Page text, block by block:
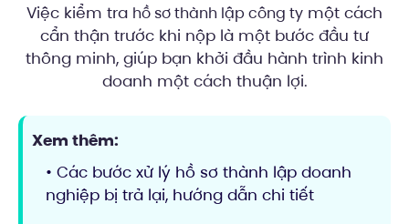
Việc kiểm tra hồ sơ thành lập công ty một cách
cẩn thận trước khi nộp là một bước đầu tư
thông minh, giúp bạn khởi đầu hành trình kinh
doanh một cách thuận lợi.
Xem thêm:
• Các bước xử lý hồ sơ thành lập doanh
nghiệp bị trả lại, hướng dẫn chi tiết